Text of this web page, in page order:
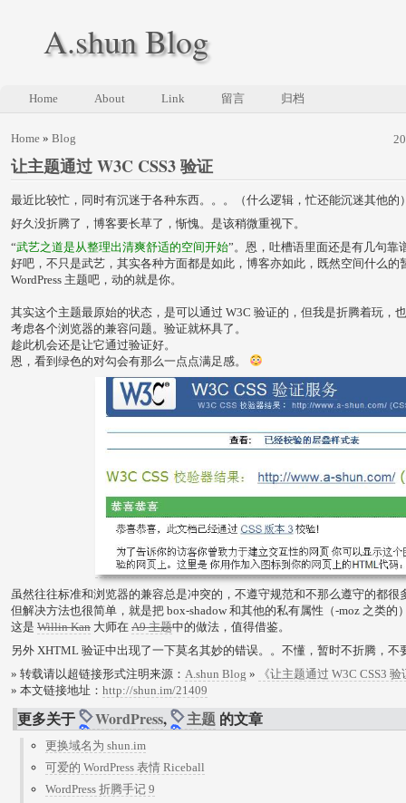
A.shun Blog
Home About Link 留言 归档
Home » Blog
让主题通过 W3C CSS3 验证
最近比较忙，同时有沉迷于各种东西。。。（什么逻辑，忙还能沉迷其他的
好久没折腾了，博客要长草了，惭愧。是该稍微重视下。
“武艺之道是从整理出清爽舒适的空间开始”。恩，吐槽语里面还是有几句靠
好吧，不只是武艺，其实各种方面都是如此，博客亦如此，既然空间什么的
WordPress 主题吧，动的就是你。
其实这个主题最原始的状态，是可以通过 W3C 验证的，但我是折腾着玩，
考虑各个浏览器的兼容问题。验证就杯具了。
趁此机会还是让它通过验证好。
恩，看到绿色的对勾会有那么一点点满足感。
虽然往往标准和浏览器的兼容总是冲突的，不遵守规范和不那么遵守的都很
但解决方法也很简单，就是把 box-shadow 和其他的私有属性（-moz 之类的
这是 Willin Kan 大师在 A9 主题中的做法，值得借鉴。
另外 XHTML 验证中出现了一下莫名其妙的错误。。不懂，暂时不折腾，不
» 转载请以超链接形式注明来源： A.shun Blog »
《让主题通过 W3C CSS3 验
» 本文链接地址： http://shun.im/21409
更多关于 WordPress, 主题 的文章
更换域名为 shun.im
可爱的 WordPress 表情 Riceball
WordPress 折腾手记 9